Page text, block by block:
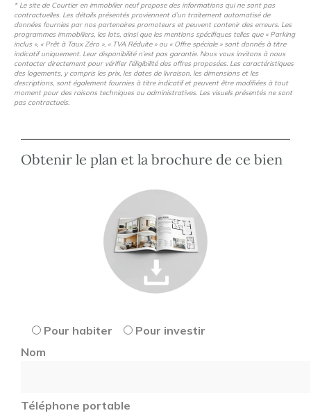
* Le site de Courtier en immobilier neuf propose des informations qui ne sont pas
contractuelles. Les détails présentés proviennent d’un traitement automatisé de
données fournies par nos partenaires promoteurs et peuvent contenir des erreurs. Les
programmes immobiliers, les lots, ainsi que les mentions spécifiques telles que « Parking
inclus », « Prêt à Taux Zéro », « TVA Réduite » ou « Offre spéciale » sont donnés à titre
indicatif uniquement. Leur disponibilité n’est pas garantie. Nous vous invitons à nous
contacter directement pour vérifier l’éligibilité des offres proposées. Les caractéristiques
des logements, y compris les prix, les dates de livraison, les dimensions et les
descriptions, sont également fournies à titre indicatif et peuvent être modifiées à tout
moment pour des raisons techniques ou administratives. Les visuels présentés ne sont
pas contractuels.
Obtenir le plan et la brochure de ce bien
Pour habiter
Pour investir
Nom
Téléphone portable